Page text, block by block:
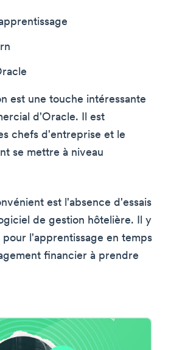
est une touche intéressante
d'Oracle. Il est
chefs d'entreprise et le
se mettre à niveau
est l'absence d'essais
de gestion hôtelière. Il y
pour l'apprentissage en temps
financier à prendre